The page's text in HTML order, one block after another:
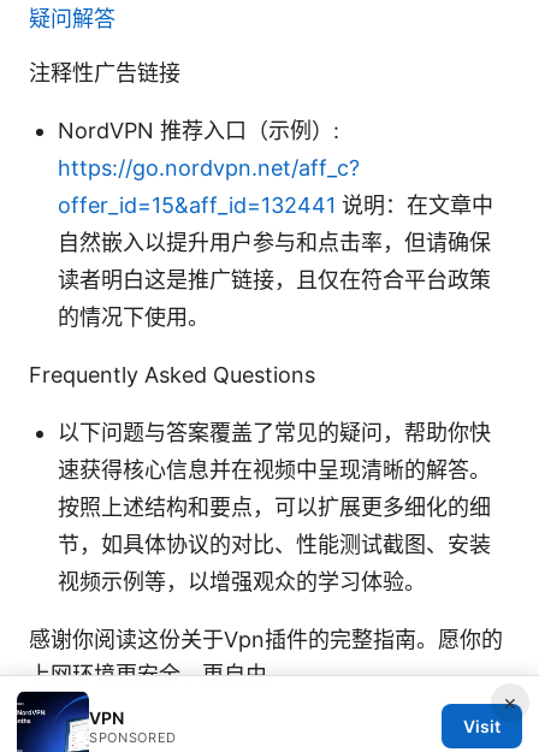
疑问解答
注释性广告链接
NordVPN 推荐入口（示例）:
https://go.nordvpn.net/aff_c?
offer_id=15&aff_id=132441 说明：在文章中
自然嵌入以提升用户参与和点击率，但请确保
读者明白这是推广链接，且仅在符合平台政策
的情况下使用。
Frequently Asked Questions
以下问题与答案覆盖了常见的疑问，帮助你快
速获得核心信息并在视频中呈现清晰的解答。
按照上述结构和要点，可以扩展更多细化的细
节，如具体协议的对比、性能测试截图、安装
视频示例等，以增强观众的学习体验。
感谢你阅读这份关于Vpn插件的完整指南。愿你的
上网环境更安全、更自由。
Sources:
×
VPN
SPONSORED
Visit